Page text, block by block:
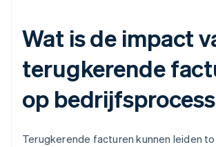
Wat is de impact
terugkerende
op
Terugkerende facturen kunnen leiden